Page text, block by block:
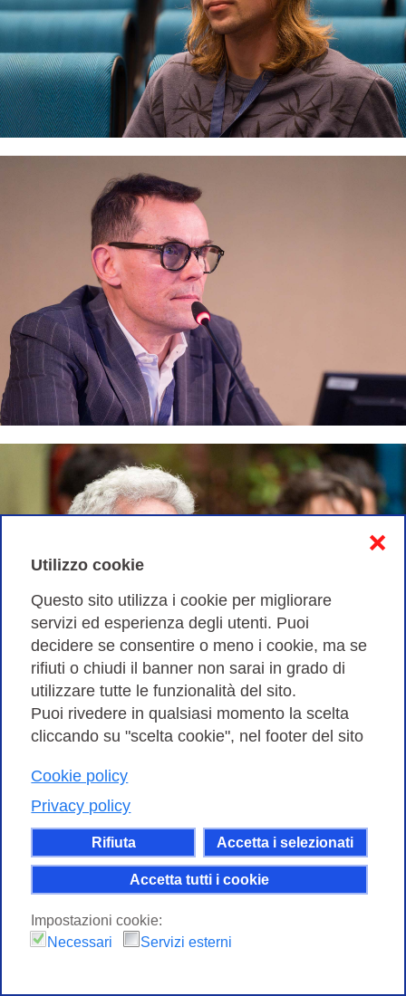
Utilizzo cookie
Questo sito utilizza i cookie per migliorare
servizi ed esperienza degli utenti. Puoi
decidere se consentire o meno i cookie, ma se
rifiuti o chiudi il banner non sarai in grado di
utilizzare tutte le funzionalità del sito.
Puoi rivedere in qualsiasi momento la scelta
cliccando su "scelta cookie", nel footer del sito
Cookie policy
Privacy policy
Rifiuta Accetta i selezionati
Accetta tutti i cookie
❌
Impostazioni cookie:
Necessari
Servizi esterni